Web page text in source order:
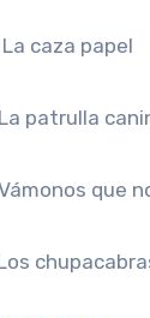
La caza papel
La patrulla
que